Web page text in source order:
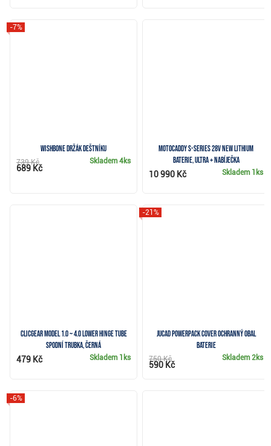
Wishbone držák deštníku
-7%
Skladem4ks
739 Kč
689 Kč
Motocaddy S-Series 28V NEW Lithium
baterie, Ultra + nabíječka
Skladem 1ks
10 990 Kč
Clicgear Model 1.0 ~ 4.0 Lower Hinge Tube
spodní trubka, černá
Skladem 1ks
479 Kč
JuCad Powerpack Cover ochranný obal
baterie
-21%
Skladem2ks
750 Kč
590 Kč
-6%